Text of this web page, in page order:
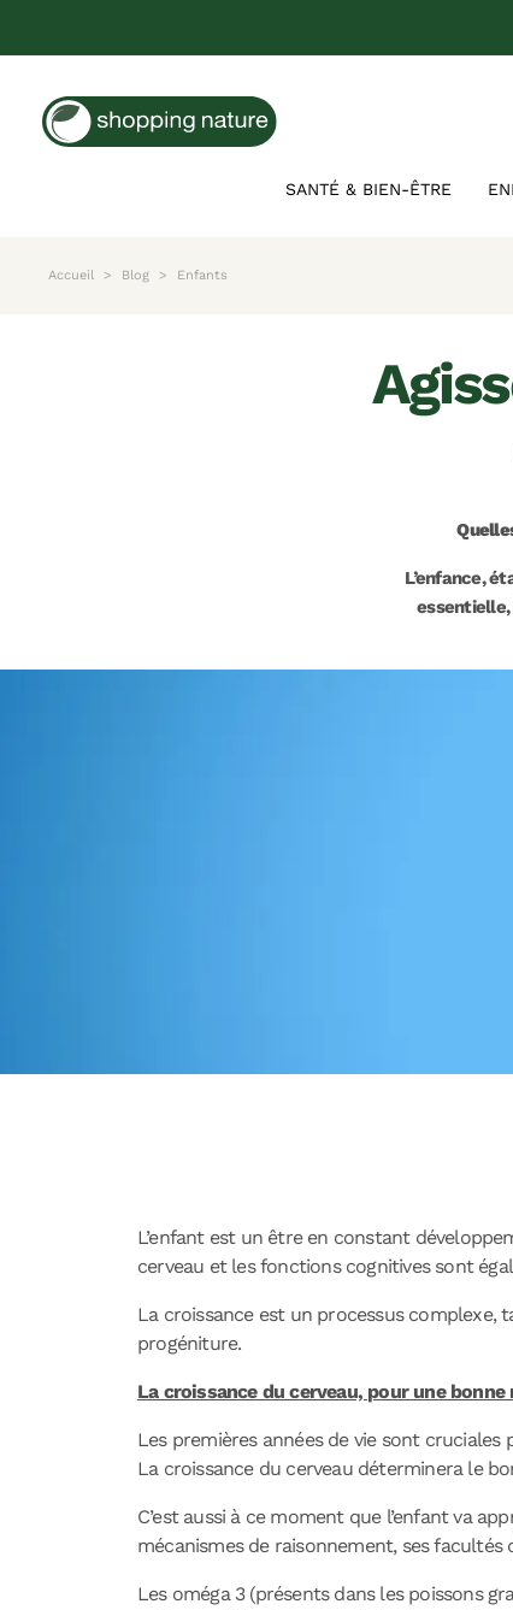
SANTÉ & BIEN-ÊTRE
Accueil Blog Enfants
agissez sur la croissance de votre
L’enfance,
essentielle,
L’enfant est un être en constant
cerveau et les fonctions cognitives sont
La croissance est un processus complexe,
progéniture.
La croissance du cerveau, pour une
Les premières années de vie sont
La croissance du cerveau déterminera le
C’est aussi à ce moment que l’enfant va
mécanismes de raisonnement, ses
Les oméga 3 (présents dans les poissons